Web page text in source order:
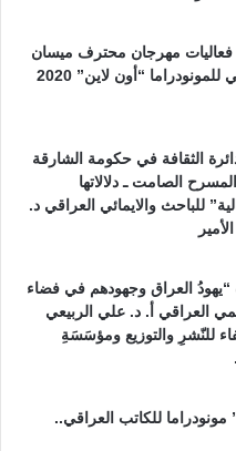
فعاليات مهرجان محترف ميسان
المسرحي الدولي للمونودراما “أون لاين” 2020
الثقافة في حكومة الشارقة
الصامت ـ دلالاتها
للباحث والايمائي العراقي د.
“يهودُ العراق وجهودهم في فضاء
العراقي أ. د. علي الربيعي
للنّشرِ والتوزيع ومؤسَسَةِ
للكاتب العراقي..